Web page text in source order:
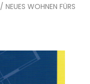
/ NEUES WOHNEN FÜRS